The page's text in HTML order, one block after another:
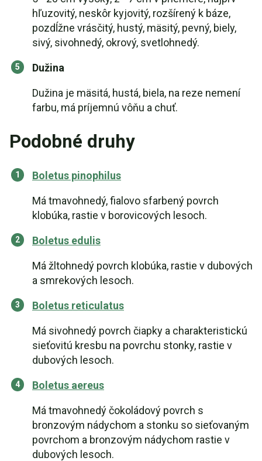
hľuzovitý, neskôr kyjovitý, rozšírený k báze,
pozdĺžne vrásčitý, hustý, mäsitý, pevný, biely,
sivý, sivohnedý, okrový, svetlohnedý.
Dužina
Dužina je mäsitá, hustá, biela, na reze nemení
farbu, má príjemnú vôňu a chuť.
Podobné druhy
Boletus pinophilus
Má tmavohnedý, fialovo sfarbený povrch
klobúka, rastie v borovicových lesoch.
Boletus edulis
Má žltohnedý povrch klobúka, rastie v dubových
a smrekových lesoch.
Boletus reticulatus
Má sivohnedý povrch čiapky a charakteristickú
sieťovitú kresbu na povrchu stonky, rastie v
dubových lesoch.
Boletus aereus
Má tmavohnedý čokoládový povrch s
bronzovým nádychom a stonku so sieťovaným
povrchom a bronzovým nádychom rastie v
dubových lesoch.